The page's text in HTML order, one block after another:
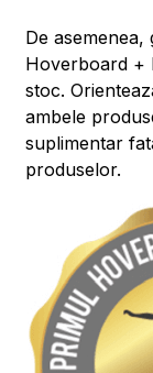
De
Hoverboard +
stoc.
ambele
suplimentar
produselor.